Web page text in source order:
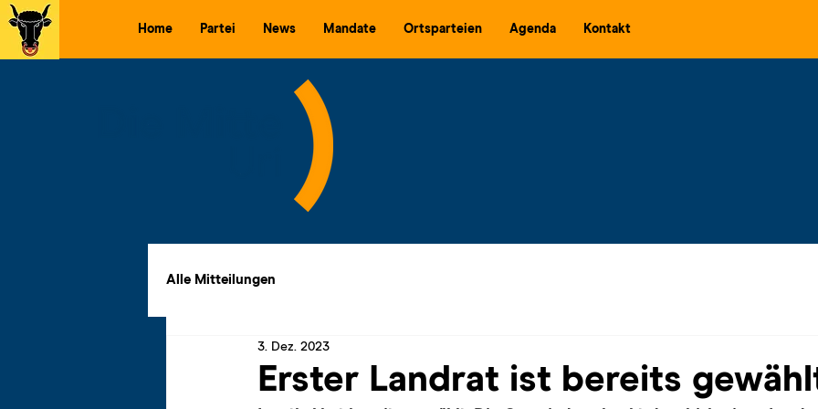
Home Partei News Mandate Ortsparteien Agenda Kontakt
Alle Mitteilungen
Erster Landrat ist bereits
3. Dez. 2023